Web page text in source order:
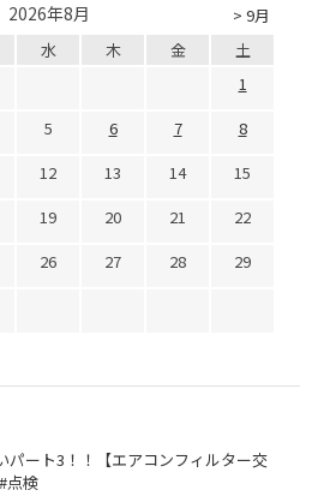
> 9月
2026年8月
水 木 金
土
1
5 6 7
8
12 13 14
15
19 20 21
22
26 27 28
29
パート3！！【エアコンフィルター交
検